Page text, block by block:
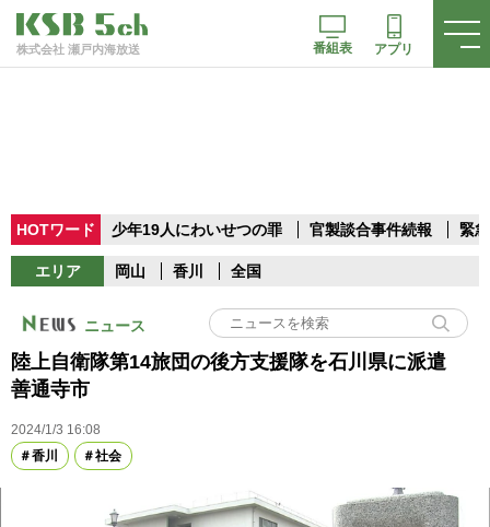
株式会社 瀬戸内海放送 番組表 アプリ
HOTワード 少年19人にわいせつの罪 官製談合事件続報 緊
エリア 岡山 香川 全国
ニュース
陸上自衛隊第14旅団の後方支援隊を石川県に派遣
善通寺市
2024/1/3 16:08
香川
社会